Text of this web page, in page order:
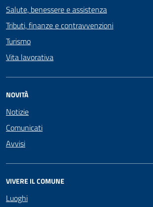
Salute, benessere e assistenza
Tributi, finanze e contravvenzioni
Turismo
Vita lavorativa
NOVITÀ
Notizie
Comunicati
Avvisi
VIVERE IL COMUNE
Luoghi